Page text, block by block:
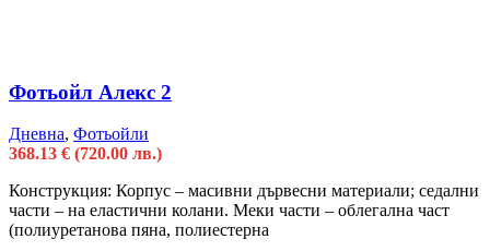
Фотьойл Алекс 2
Дневна, Фотьойли
368.13 € (720.00 лв.)
Конструкция: Корпус – масивни дървесни материали; седални
части – на еластични колани. Меки части – облегална част
(полиуретанова пяна, полиестерна